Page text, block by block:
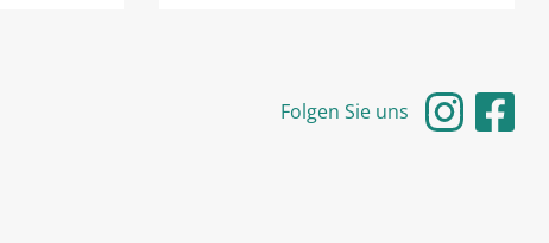
Folgen Sie uns